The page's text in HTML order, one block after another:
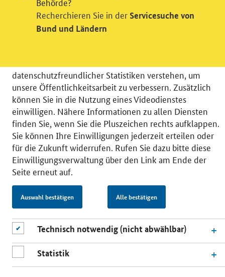
© 2026 Bundesministerium für Wirtschaft und Energie
RSS
Benutzerhinweise
Inhaltsverzeichnis
Impressum
Barrierefreiheit
Datenschutz
Einwilligungsverwaltung
Einwilligung in Tracking und / oder
Videodienst
datenschutzfreundlicher Statistiken verstehen, um
unsere Öffentlichkeitsarbeit zu verbessern. Zusätzlich
können Sie in die Nutzung eines Videodienstes
einwilligen. Nähere Informationen zu allen Diensten
finden Sie, wenn Sie die Pluszeichen rechts aufklappen.
Sie können Ihre Einwilligungen jederzeit erteilen oder
für die Zukunft widerrufen. Rufen Sie dazu bitte diese
Einwilligungsverwaltung über den Link am Ende der
Seite erneut auf.
Auswahl bestätigen Alle bestätigen
Technisch notwendig (nicht abwählbar)
Statistik
Recherchieren Sie in der Servicesuche von
Bund und Ländern